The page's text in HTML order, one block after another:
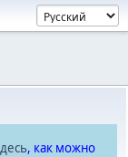
, как можно